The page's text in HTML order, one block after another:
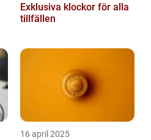
Exklusiva klockor för alla
tillfällen
16 april 2025